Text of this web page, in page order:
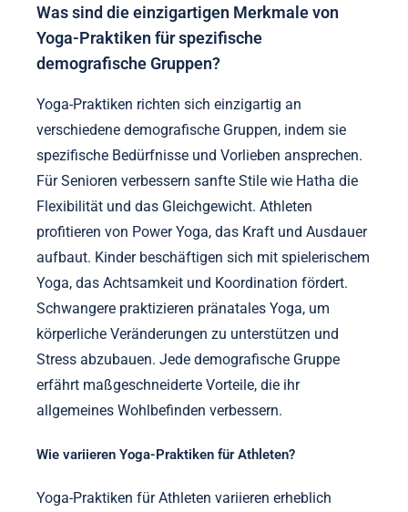
Was sind die einzigartigen Merkmale von
Yoga-Praktiken für spezifische
demografische Gruppen?
Yoga-Praktiken richten sich einzigartig an
verschiedene demografische Gruppen, indem sie
spezifische Bedürfnisse und Vorlieben ansprechen.
Für Senioren verbessern sanfte Stile wie Hatha die
Flexibilität und das Gleichgewicht. Athleten
profitieren von Power Yoga, das Kraft und Ausdauer
aufbaut. Kinder beschäftigen sich mit spielerischem
Yoga, das Achtsamkeit und Koordination fördert.
Schwangere praktizieren pränatales Yoga, um
körperliche Veränderungen zu unterstützen und
Stress abzubauen. Jede demografische Gruppe
erfährt maßgeschneiderte Vorteile, die ihr
allgemeines Wohlbefinden verbessern.
Wie variieren Yoga-Praktiken für Athleten?
Yoga-Praktiken für Athleten variieren erheblich